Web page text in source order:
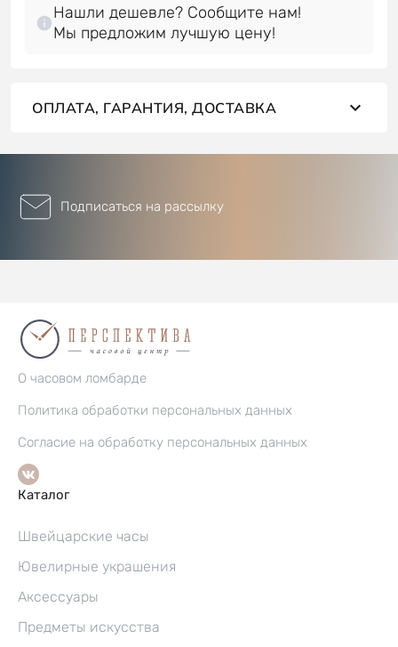
Нашли дешевле? Сообщите нам!
Мы предложим лучшую цену!
ОПЛАТА, ГАРАНТИЯ, ДОСТАВКА
Подписаться на рассылку
О часовом ломбарде
Политика обработки персональных данных
Согласие на обработку персональных данных
Каталог
Швейцарские часы
Ювелирные украшения
Аксессуары
Предметы искусства